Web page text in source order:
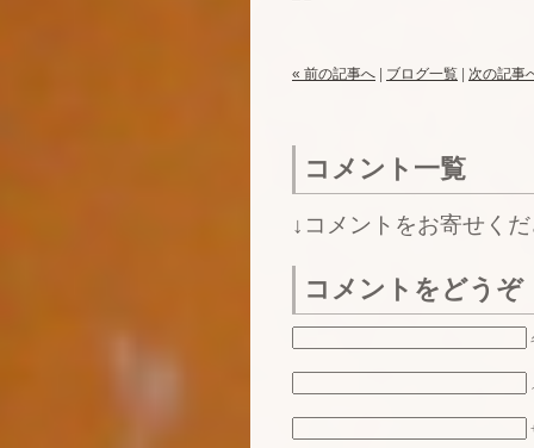
« 前の記事へ ブログ一覧 次の記事
コメント一覧
↓コメントをお寄せく
コメントをどうぞ